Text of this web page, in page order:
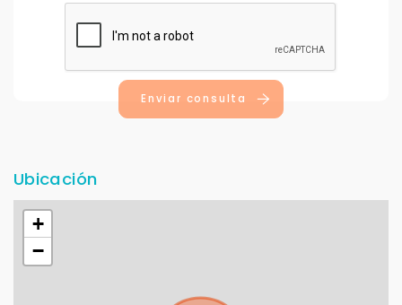
Enviar consulta
Ubicación
+
−
Con estos datos podemos responderte mejor y